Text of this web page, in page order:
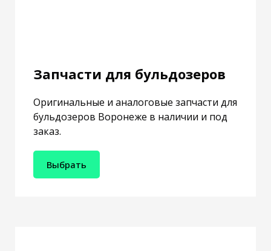
Запчасти для бульдозеров
Оригинальные и аналоговые запчасти для
бульдозеров Воронеже в наличии и под
заказ.
Выбрать